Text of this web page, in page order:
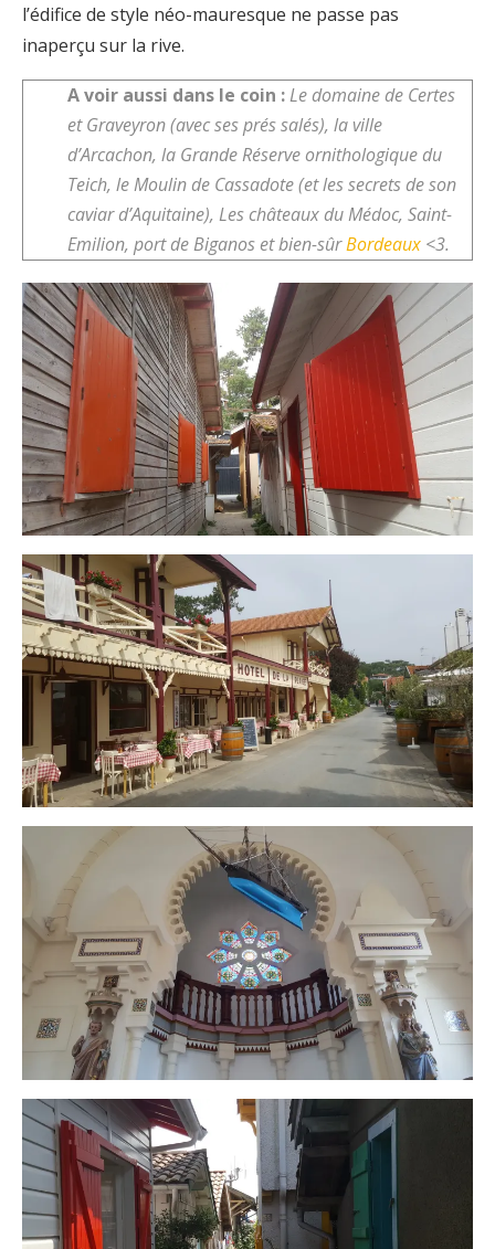
l’édifice de style néo-mauresque ne passe pas
inaperçu sur la rive.
A voir aussi dans le coin :Le domaine de Certes
et Graveyron (avec ses prés salés), la ville
d’Arcachon, la Grande Réserve ornithologique du
Teich, le Moulin de Cassadote (et les secrets de son
caviar d’Aquitaine), Les châteaux du Médoc, Saint-
Emilion, port de Biganos et bien-sûrBordeaux <3.